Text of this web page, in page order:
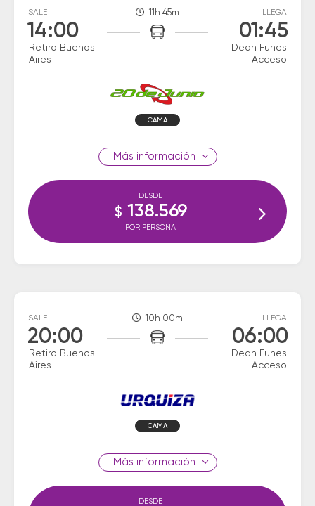
SALE
14:00
Retiro Buenos
Aires
11h 45m LLEGA
01:45
Dean Funes
Acceso
CAMA
información
DESDE
$ 138.569
POR PERSONA
SALE
20:00
Retiro Buenos
Aires
10h 00m LLEGA
06:00
Dean Funes
Acceso
CAMA
información
DESDE